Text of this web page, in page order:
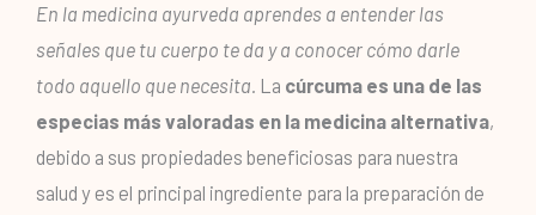
En la medicina ayurveda aprendes a entender las
señales que tu cuerpo te da y a conocer cómo darle
todo aquello que necesita. La cúrcuma es una de las
especias más valoradas en la medicina alternativa,
debido a sus propiedades beneficiosas para nuestra
salud y es el principal ingrediente para la preparación de